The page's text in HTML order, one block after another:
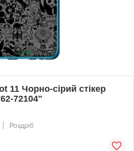
11 Чорно-сірий стікер
72104"
Роздріб